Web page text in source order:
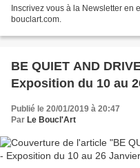
Inscrivez vous à la Newsletter en
bouclart.com.
BE QUIET AND
Exposition du 10 au
Publié le 20/01/2019 à 20:47
Par Le Boucl'Art